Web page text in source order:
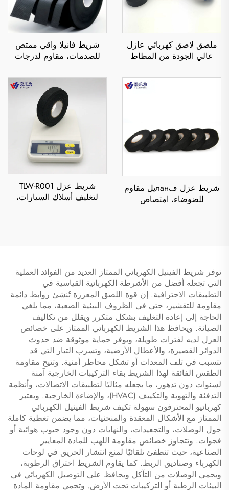
ملصق لاصق كهربائي عازل
عالي الجودة من المطاط
البولي فينيل كلورايد، من جهة
واحدة، مقاوم للحرارة والماء
شريط فانيلا واقي ممتص
للصدمات، مقاوم لدرجات
للهب، بلصق أكريليكي عازل
لمكافحة الضوضاء غير
الطبيعية
شريط عزل فланيل مقاوم
للضوضاء، امتصاص
شريط عزل TLW-R001
لتغليف أسلاك السيارات،
توفر شريط الفينيل الكهربائي الممتاز العديد من الفوائد العملية
التي تجعله أفضل من الأشرطة الكهربائية القياسية في
التطبيقات الاحترافية. إن قوة اللصق المعززة تُنشئ روابط دائمة
مقاومة للتقشير، حتى في الظروف البيئية الصعبة، مما يلغي
الحاجة إلى إعادة التغليف بشكل متكرر ويقلل من تكاليف
الصيانة. ويحافظ هذا الشريط الكهربائي الممتاز على خصائص
العزل لديه لفترات طويلة، ويوفر حماية موثوقة ضد حدوث
الدوائر القصيرة، والأعطال الأرضية، وتسرب التيار التي قد
تتسبب في تلف المعدات أو تشكل مخاطر أمنية. وتتيح مقاومة
الطقس الفائقة لهذا الشريط بقاء التركيبات الخارجية آمنة
لسنوات دون تدهور، ما يجعله مثاليًا لتطبيقات الاتصالات، وأنظمة
التدفئة والتهوية والتكييف (HVAC)، والإضاءة الخارجية. ويعتبر
كهربائيو المحترفون سهولة تكيف شريط الفينيل الكهربائي
الممتاز مع الأشكال المعقدة والمنحنيات، مما يضمن تغطية كاملة
حول الوصلات، والتجعيدات، والنهايات دون وجود جيوب هوائية أو
فجوات. وتتجاوز خصائص مقاومة اللهب للمادة المعايير
الصناعية، حيث تنطفئ تلقائيًا لمنع انتشار الحريق في لوحات
الكهرباء وصناديق الربط. كما يقاوم الشريط اختراق الرطوبة،
ويحمي الوصلات من التآكل ويحافظ على التوصيل الكهربائي في
البيئات الرطبة أو التركيبات تحت الأرض. وتحمي مقاومة المادة